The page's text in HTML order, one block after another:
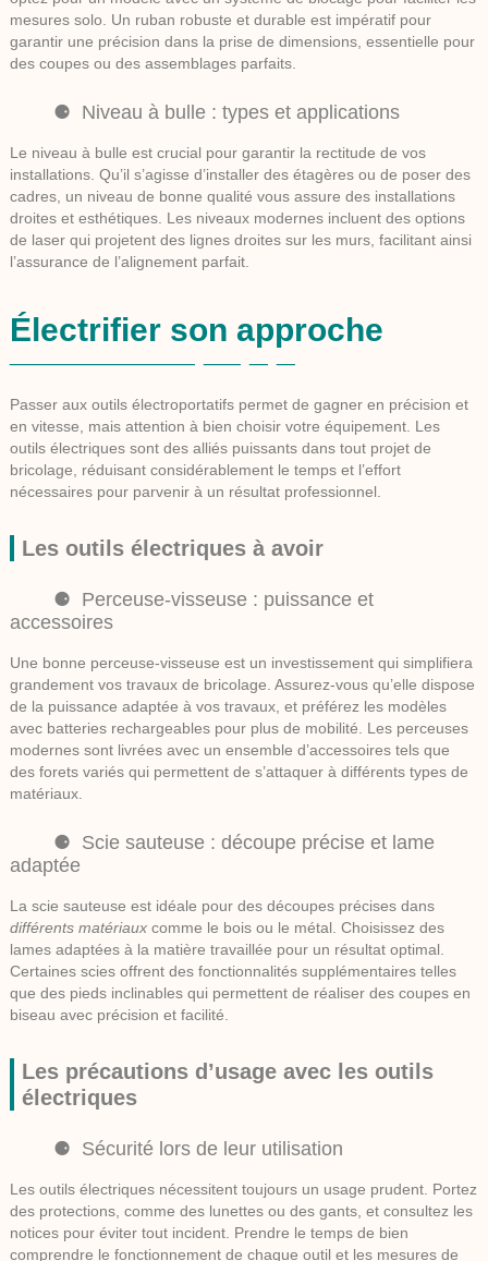
mesures solo. Un ruban robuste et durable est impératif pour
garantir une précision dans la prise de dimensions, essentielle pour
des coupes ou des assemblages parfaits.
Niveau à bulle : types et applications
Le niveau à bulle est crucial pour garantir la rectitude de vos
installations. Qu’il s’agisse d’installer des étagères ou de poser des
cadres, un niveau de bonne qualité vous assure des installations
droites et esthétiques. Les niveaux modernes incluent des options
de laser qui projetent des lignes droites sur les murs, facilitant ainsi
l’assurance de l’alignement parfait.
Électrifier son approche
Passer aux outils électroportatifs permet de gagner en précision et
en vitesse, mais attention à bien choisir votre équipement. Les
outils électriques sont des alliés puissants dans tout projet de
bricolage, réduisant considérablement le temps et l’effort
nécessaires pour parvenir à un résultat professionnel.
Les outils électriques à avoir
Perceuse-visseuse : puissance et
accessoires
Une bonne perceuse-visseuse est un investissement qui simplifiera
grandement vos travaux de bricolage. Assurez-vous qu’elle dispose
de la puissance adaptée à vos travaux, et préférez les modèles
avec batteries rechargeables pour plus de mobilité. Les perceuses
modernes sont livrées avec un ensemble d’accessoires tels que
des forets variés qui permettent de s’attaquer à différents types de
matériaux.
Scie sauteuse : découpe précise et lame
adaptée
La scie sauteuse est idéale pour des découpes précises dans
différents matériauxcomme le bois ou le métal. Choisissez des
lames adaptées à la matière travaillée pour un résultat optimal.
Certaines scies offrent des fonctionnalités supplémentaires telles
que des pieds inclinables qui permettent de réaliser des coupes en
biseau avec précision et facilité.
Les précautions d’usage avec les outils
électriques
Sécurité lors de leur utilisation
Les outils électriques nécessitent toujours un usage prudent. Portez
des protections, comme des lunettes ou des gants, et consultez les
notices pour éviter tout incident. Prendre le temps de bien
comprendre le fonctionnement de chaque outil et les mesures de